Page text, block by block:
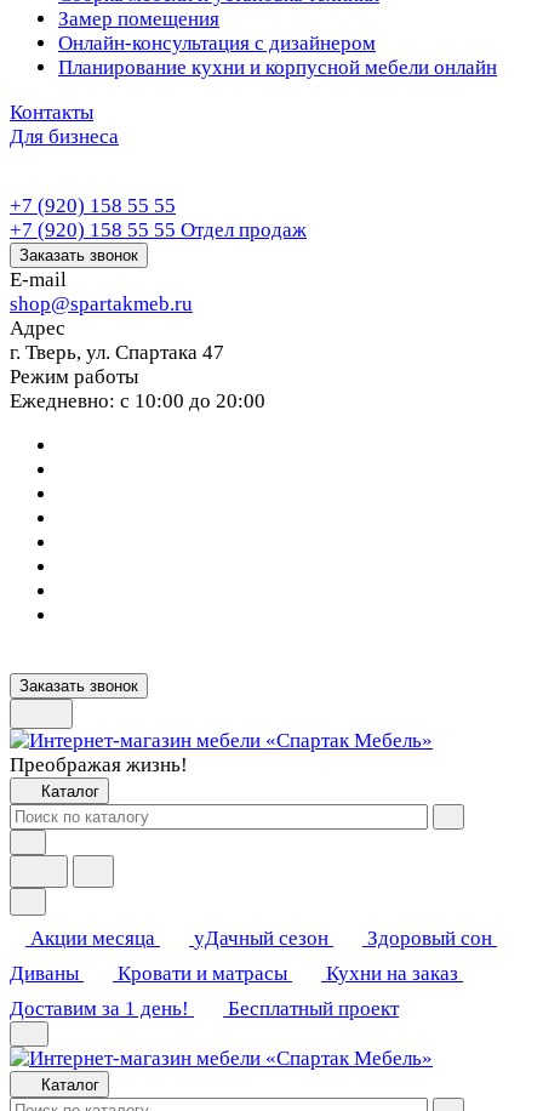
Замер помещения
Онлайн-консультация с дизайнером
Планирование кухни и корпусной мебели онлайн
Контакты
Для бизнеса
+7 (920) 158 55 55
+7 (920) 158 55 55 Отдел продаж
Заказать звонок
E-mail
shop@spartakmeb.ru
Адрес
г. Тверь, ул. Спартака 47
Режим работы
Ежедневно: с 10:00 до 20:00
Заказать звонок
Преображая жизнь!
Каталог
Акции месяца уДачный сезон
Здоровый сон
Диваны
Кровати и матрасы
Кухни на заказ
Доставим за 1 день!
Бесплатный проект
Каталог